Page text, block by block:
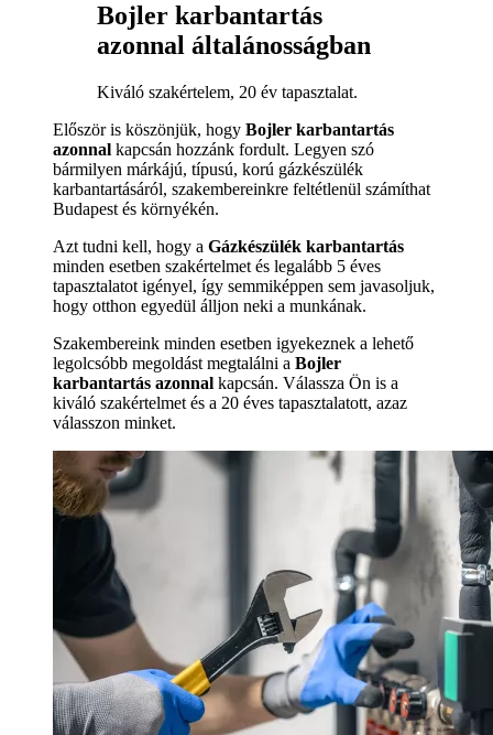
Bojler karbantartás
azonnal általánosságban
Kiváló szakértelem, 20 év tapasztalat.
Először is köszönjük, hogy Bojler karbantartás
azonnal kapcsán hozzánk fordult. Legyen szó
bármilyen márkájú, típusú, korú gázkészülék
karbantartásáról, szakembereinkre feltétlenül számíthat
Budapest és környékén.
Azt tudni kell, hogy a Gázkészülék karbantartás
minden esetben szakértelmet és legalább 5 éves
tapasztalatot igényel, így semmiképpen sem javasoljuk,
hogy otthon egyedül álljon neki a munkának.
Szakembereink minden esetben igyekeznek a lehető
legolcsóbb megoldást megtalálni a Bojler
karbantartás azonnal kapcsán. Válassza Ön is a
kiváló szakértelmet és a 20 éves tapasztalatott, azaz
válasszon minket.